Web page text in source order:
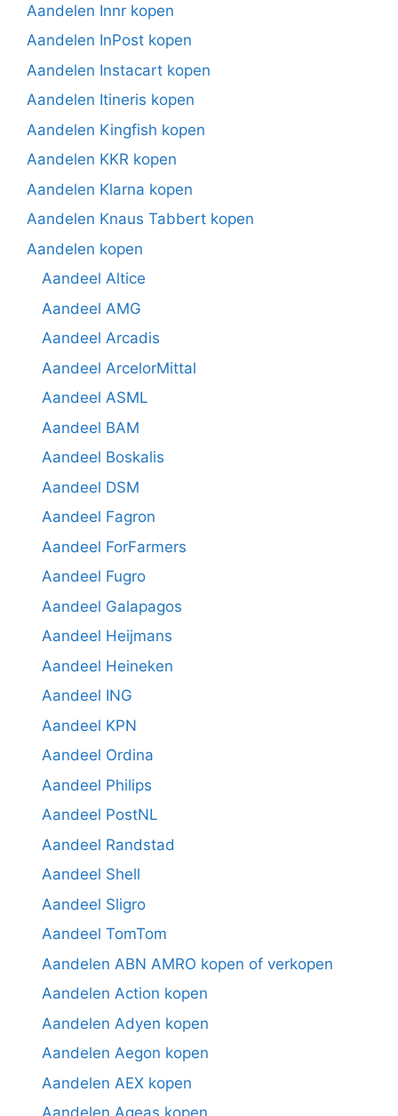
Aandelen Innr kopen
Aandelen InPost kopen
Aandelen Instacart kopen
Aandelen Itineris kopen
Aandelen Kingfish kopen
Aandelen KKR kopen
Aandelen Klarna kopen
Aandelen Knaus Tabbert kopen
Aandelen kopen
Aandeel Altice
Aandeel AMG
Aandeel Arcadis
Aandeel ArcelorMittal
Aandeel ASML
Aandeel BAM
Aandeel Boskalis
Aandeel DSM
Aandeel Fagron
Aandeel ForFarmers
Aandeel Fugro
Aandeel Galapagos
Aandeel Heijmans
Aandeel Heineken
Aandeel ING
Aandeel KPN
Aandeel Ordina
Aandeel Philips
Aandeel PostNL
Aandeel Randstad
Aandeel Shell
Aandeel Sligro
Aandeel TomTom
Aandelen ABN AMRO kopen of verkopen
Aandelen Action kopen
Aandelen Adyen kopen
Aandelen Aegon kopen
Aandelen AEX kopen